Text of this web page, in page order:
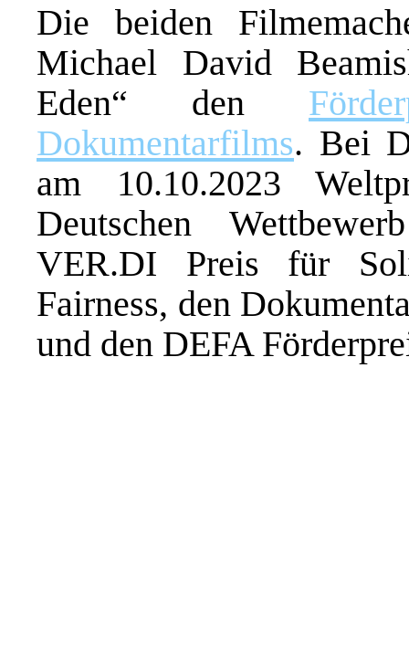
Die beiden
Michael David
Eden“ den
Dokumentarfilms. Bei
am 10.10.2023
Deutschen
VER.DI Preis für
Fairness, den
und den DEFA